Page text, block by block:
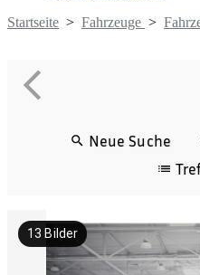
Startseite > Fahrzeuge >
Neue Suche
13 Bilder